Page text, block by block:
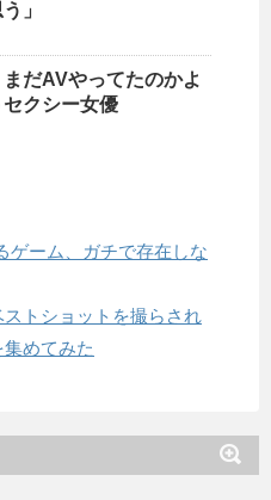
」
まだAVやってたのかよ
セクシー女優
ゲーム、ガチで存在しな
トショットを撮らされ
めてみた